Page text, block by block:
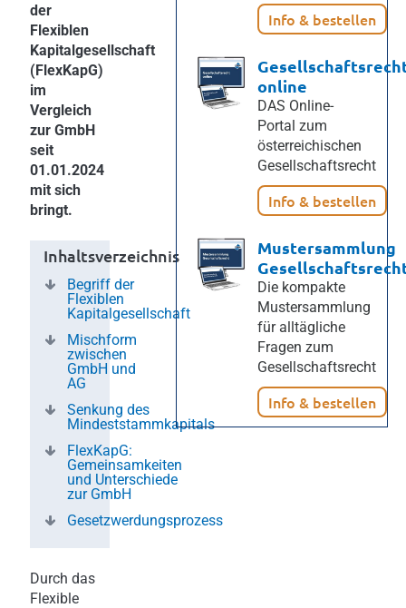
der
Flexiblen
Kapitalgesellschaft
(FlexKapG)
im
Vergleich
zur GmbH
seit
01.01.2024
mit sich
bringt.
Inhaltsverzeichnis
Begriff der
Flexiblen
Kapitalgesellschaft
Mischform
zwischen
GmbH und
AG
Senkung des
Mindeststammkapitals
FlexKapG:
Gemeinsamkeiten
und Unterschiede
zur GmbH
Gesetzwerdungsprozess
Durch das
Flexible
Info & bestellen
online
DAS Online-
Portal zum
österreichischen
Gesellschaftsrecht
Info & bestellen
Mustersammlung
Die kompakte
Mustersammlung
für alltägliche
Fragen zum
Gesellschaftsrecht
Info & bestellen